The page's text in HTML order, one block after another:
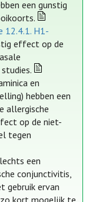
een gunstig
12.4.1. H1-
effect op de
en
hebben een
allergische
op de niet-
tegen
een
conjunctivitis,
gebruik ervan